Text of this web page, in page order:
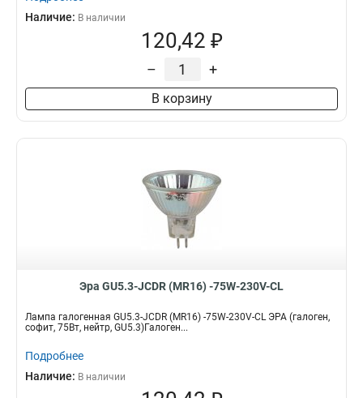
Наличие: В наличии
120,42 ₽
– +
В корзину
Эра GU5.3-JCDR (MR16) -75W-230V-CL
Лампа галогенная GU5.3-JCDR (MR16) -75W-230V-CL ЭРА (галоген,
софит, 75Вт, нейтр, GU5.3)Галоген...
Подробнее
Наличие: В наличии